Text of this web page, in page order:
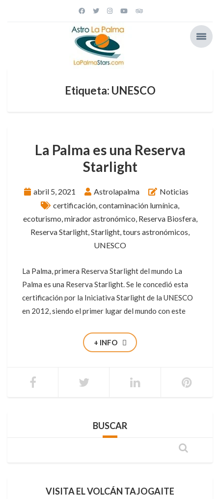
Etiqueta: UNESCO
La Palma es una Reserva
Starlight
abril 5, 2021 Astrolapalma
Noticias
certificación,contaminación lumínica,
ecoturismo,mirador astronómico, Reserva Biosfera,
Reserva Starlight,Starlight,tours astronómicos,
UNESCO
La Palma, primera Reserva Starlight del mundo La
Palma es una Reserva Starlight. Se le concedió esta
certificación por la Iniciativa Starlight de la UNESCO
en 2012, siendo el primer lugar del mundo con este
+ INFO
BUSCAR
VISITA EL VOLCÁN TAJOGAITE